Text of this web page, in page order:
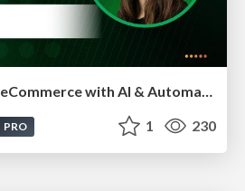
How to Grow Your eCommerce with AI & Automation
PRO 1 230